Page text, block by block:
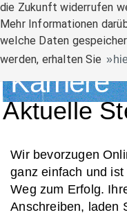
die Zukunft widerrufen
Mehr Informationen
welche Daten
werden, erhalten Sie
Karriere
Aktuelle
Wir bevorzugen
ganz einfach und
Weg zum Erfolg.
Anschreiben, laden